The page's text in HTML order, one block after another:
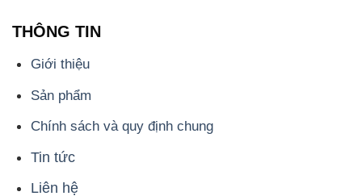
Chính sách và quy định chung
Tin tức
Liên hệ
📞
PHÒNG KINH DOANH - CÔNG TY HÓA CHẤT
ĐẮC TRƯỜNG PHÁT